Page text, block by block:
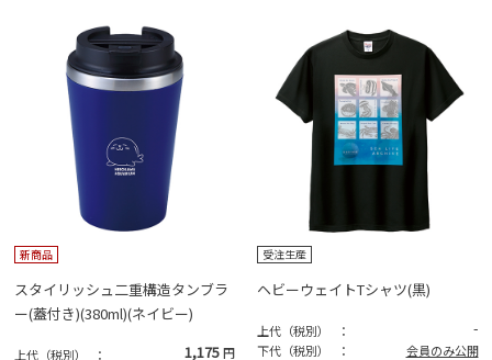
新商品
スタイリッシュ二重構造タンブラ
ー(蓋付き)(380ml)(ネイビー)
上代（税別） ： 1,175円
受注生産
ヘビーウェイトTシャツ(黒)
上代（税別） ： -
下代（税別） ：
会員のみ公開